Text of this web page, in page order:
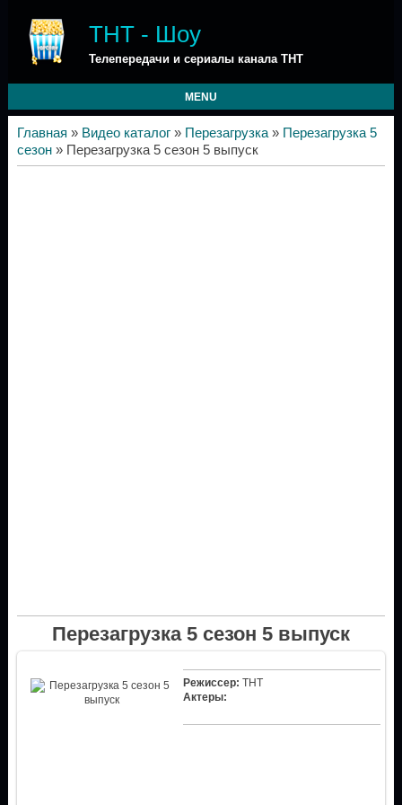
ТНТ - Шоу
Телепередачи и сериалы канала ТНТ
MENU
Главная » Видео каталог» Перезагрузка» Перезагрузка 5
сезон» Перезагрузка 5 сезон 5 выпуск
Перезагрузка 5 сезон 5 выпуск
Режиссер: ТНТ
Актеры: